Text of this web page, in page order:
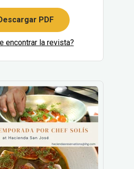
PDF
encontrar la revista?